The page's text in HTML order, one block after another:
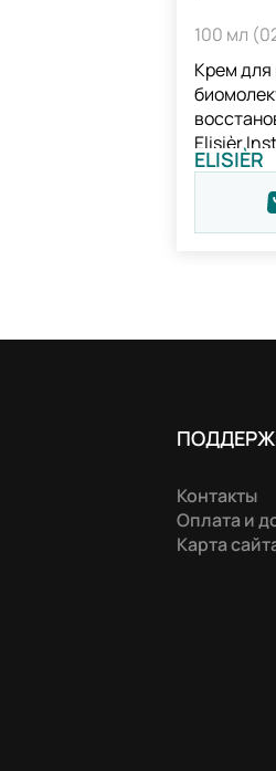
100 мл
Крем для
Elisièr
Leave-in
ELISIÈR
Контакты
Оплата и
Карта